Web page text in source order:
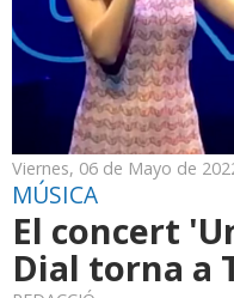
Viernes, 06 de Mayo de
MÚSICA
El concert
Dial torna a